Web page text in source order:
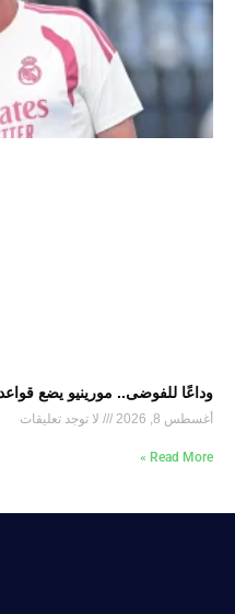
وداعًا للفوضى.. مورينيو يضع
أغسطس 8, 2026 لا توجد تعليقات
Read More »